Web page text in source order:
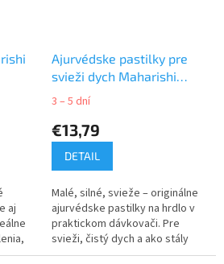
aj
Ajurvédske pastilky pre
svieži dych Maharishi
Ayurveda 10g
3 – 5 dní
€13,79
DETAIL
Malé, silné, svieže – originálne
ajurvédske pastilky na hrdlo v
praktickom dávkovači. Pre
svieži, čistý dych a ako stály
spoločník, ktorý chráni váš hlas.